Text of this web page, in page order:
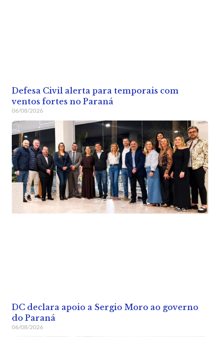
Defesa Civil alerta para temporais com
ventos fortes no Paraná
06/08/2026
DC declara apoio a Sergio Moro ao governo
do Paraná
06/08/2026